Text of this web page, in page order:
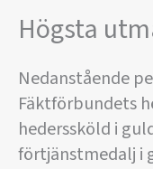
Högsta
Nedanstående
Fäktförbundets
hederssköld i
förtjänstmedalj i